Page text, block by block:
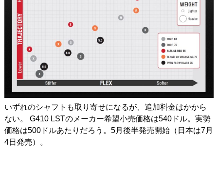
いずれのシャフトも取り寄せになるが、追加料金はかから
ない。 G410 LSTのメーカー希望小売価格は540ドル。実勢
価格は500ドルあたりだろう。5月後半発売開始（日本は7月
4日発売）。